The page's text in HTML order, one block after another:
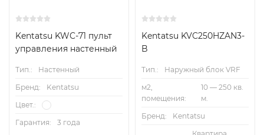
Kentatsu KWC-71 пульт
управления настенный
Тип.:
Настенный
Бренд:
Kentatsu
Цвет.:
Гарантия: 3 года
Kentatsu KVC250HZAN3-
B
Тип.:
Наружный блок VRF
м2,
помещения:
10 — 250 кв.
м.
Бренд:
Kentatsu